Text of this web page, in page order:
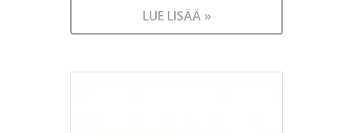
LUE LISÄÄ »